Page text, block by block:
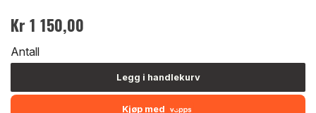
Kr 1 150,00
Antall
Legg i handlekurv
Kjøp med